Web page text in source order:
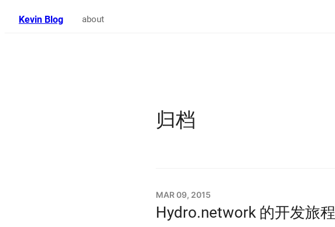
Kevin Blog about
归档
MAR 09, 2015
Hydro.network 的开发旅程